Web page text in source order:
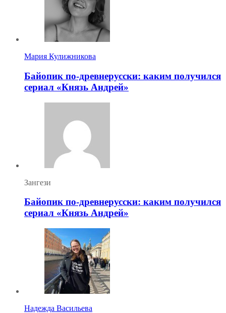
Мария Кулижникова
Байопик по-древнерусски: каким получился
сериал «Князь Андрей»
Зангези
Байопик по-древнерусски: каким получился
сериал «Князь Андрей»
Надежда Васильева